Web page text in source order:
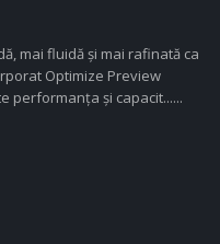
mai fluidă și mai rafinată ca
Optimize Preview
performanța și capacit......